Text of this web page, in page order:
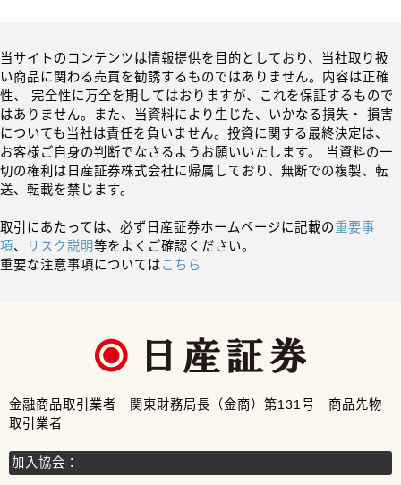
当サイトのコンテンツは情報提供を目的としており、当社取り扱
い商品に関わる売買を勧誘するものではありません。内容は正確
性、 完全性に万全を期してはおりますが、これを保証するもので
はありません。また、当資料により生じた、いかなる損失・ 損害
についても当社は責任を負いません。投資に関する最終決定は、
お客様ご自身の判断でなさるようお願いいたします。 当資料の一
切の権利は日産証券株式会社に帰属しており、無断での複製、転
送、転載を禁じます。
取引にあたっては、必ず日産証券ホームページに記載の重要事
項、 リスク説明等をよくご確認ください。
重要な注意事項についてはこちら
金融商品取引業者 関東財務局長（金商）第131号 商品先物
取引業者
加入協会：